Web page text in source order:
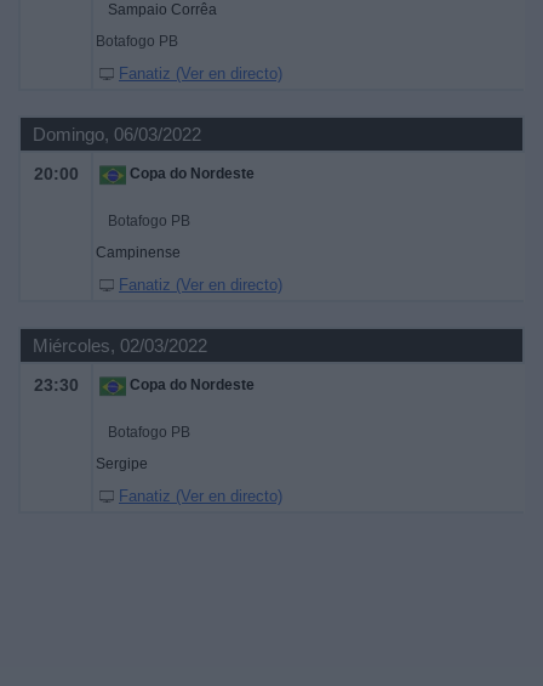
Sampaio Corrêa
Botafogo PB
Fanatiz (Ver en directo)
Domingo, 06/03/2022
20:00 Copa do Nordeste
Botafogo PB
Campinense
Fanatiz (Ver en directo)
Miércoles, 02/03/2022
23:30 Copa do Nordeste
Botafogo PB
Sergipe
Fanatiz (Ver en directo)